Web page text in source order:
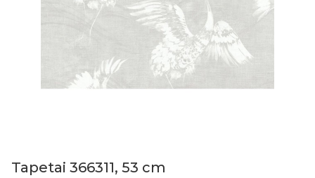
Tapetai 366311, 53 cm